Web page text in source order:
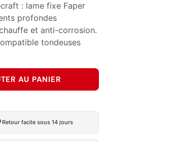
: lame fixe Faper
profondes
et anti-corrosion.
tondeuses
AU PANIER
Retour facile sous 14 jours